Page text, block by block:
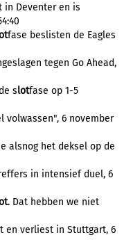
in Deventer en is
fase beslisten de Eagles
tegen Go Ahead,
slotfase op 1-5
volwassen", 6 november
alsnog het deksel op de
in intensief duel, 6
. Dat hebben we niet
en verliest in Stuttgart, 6